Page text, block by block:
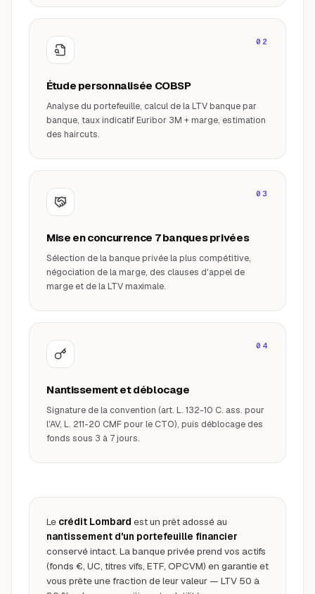
02
Étude personnalisée COBSP
Analyse du portefeuille, calcul de la LTV banque par
banque, taux indicatif Euribor 3M + marge, estimation
des haircuts.
03
Mise en concurrence 7 banques privées
Sélection de la banque privée la plus compétitive,
négociation de la marge, des clauses d'appel de
marge et de la LTV maximale.
04
Nantissement et déblocage
Signature de la convention (art. L. 132-10 C. ass. pour
l'AV, L. 211-20 CMF pour le CTO), puis déblocage des
fonds sous 3 à 7 jours.
Le crédit Lombard est un prêt adossé au
nantissement d'un portefeuille financier
conservé intact. La banque privée prend vos actifs
(fonds €, UC, titres vifs, ETF, OPCVM) en garantie et
vous prête une fraction de leur valeur — LTV 50 à